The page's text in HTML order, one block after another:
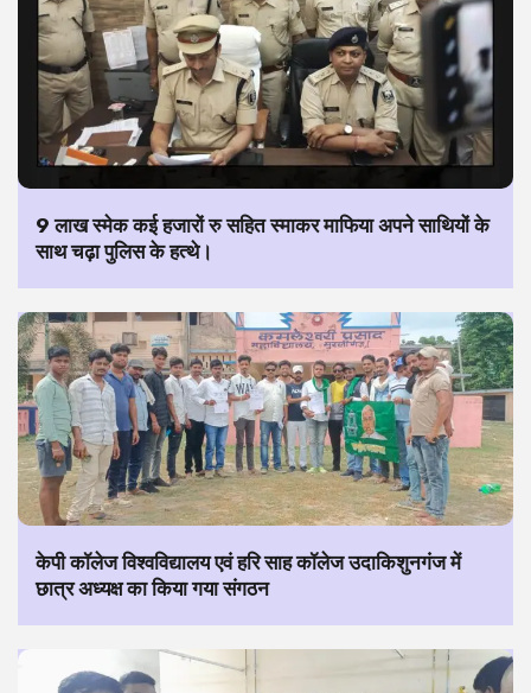
9 लाख स्मेक कई हजारों रु सहित स्माकर माफिया अपने साथियों के
साथ चढ़ा पुलिस के हत्थे।
केपी कॉलेज विश्वविद्यालय एवं हरि साह कॉलेज उदाकिशुनगंज में
छात्र अध्यक्ष का किया गया संगठन